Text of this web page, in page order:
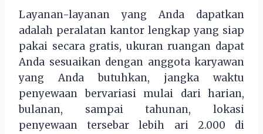
Layanan-layanan yang Anda dapatkan
adalah peralatan kantor lengkap yang siap
pakai secara gratis, ukuran ruangan dapat
Anda sesuaikan dengan anggota karyawan
yang Anda butuhkan, jangka waktu
penyewaan bervariasi mulai dari harian,
bulanan, sampai tahunan, lokasi
penyewaan tersebar lebih ari 2.000 di